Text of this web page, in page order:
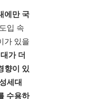
에만 국
도입 속
가 있을
가 더
향이 있
세대
수용하